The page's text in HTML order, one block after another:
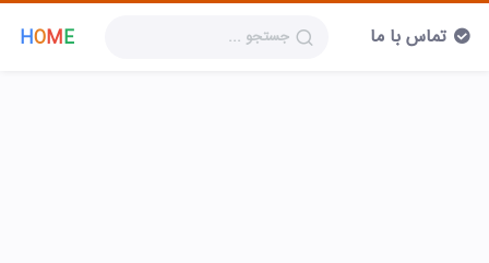
HOME تماس با ما